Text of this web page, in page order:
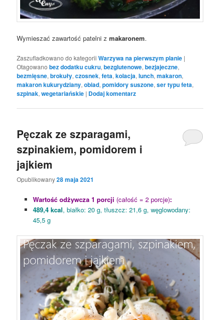
Wymieszać zawartość patelni zmakaronem.
Zaszufladkowano do kategorii Warzywa na pierwszym planie |
Otagowano bez dodatku cukru,bezglutenowe,bezjajeczne,
bezmięsne,brokuły,czosnek,feta,kolacja,lunch,makaron,
makaron kukurydziany,obiad,pomidory suszone,ser typu feta,
szpinak,wegetariańskie | Dodaj komentarz
Pęczak ze szparagami,
szpinakiem, pomidorem i
jajkiem
Opublikowany28 maja 2021
Wartość odżywcza 1 porcji (całość = 2 porcje):
489,4 kcal, białko: 20 g, tłuszcz: 21,6 g, węglowodany:
45,5 g